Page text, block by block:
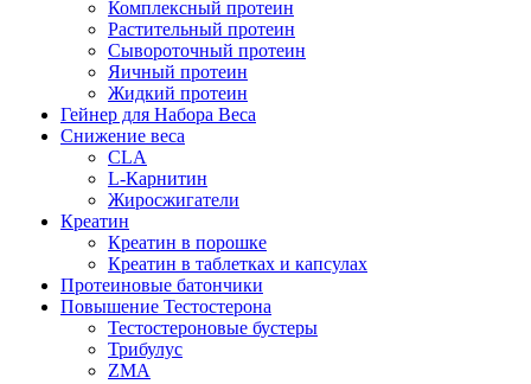
Комплексный протеин
Растительный протеин
Сывороточный протеин
Яичный протеин
Жидкий протеин
Гейнер для Набора Веса
Снижение веса
CLA
L-Карнитин
Жиросжигатели
Креатин
Креатин в порошке
Креатин в таблетках и капсулах
Протеиновые батончики
Повышение Тестостерона
Тестостероновые бустеры
Трибулус
ZMA